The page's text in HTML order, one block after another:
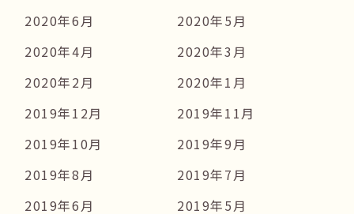
2020年6月
2020年5月
2020年4月
2020年3月
2020年2月
2020年1月
2019年12月
2019年11月
2019年10月
2019年9月
2019年8月
2019年7月
2019年6月
2019年5月